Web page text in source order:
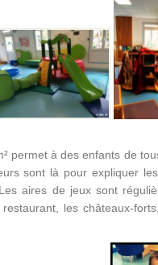
permet à des enfants de
sont là pour expliquer
aires de jeux sont
les châteaux-